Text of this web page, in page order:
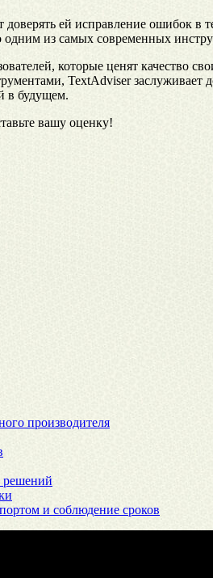
ей исправление ошибок в
одним из самых современных
которые ценят качество
TextAdviser заслуживает
в будущем.
вашу оценку!
производителя
решений
и соблюдение сроков